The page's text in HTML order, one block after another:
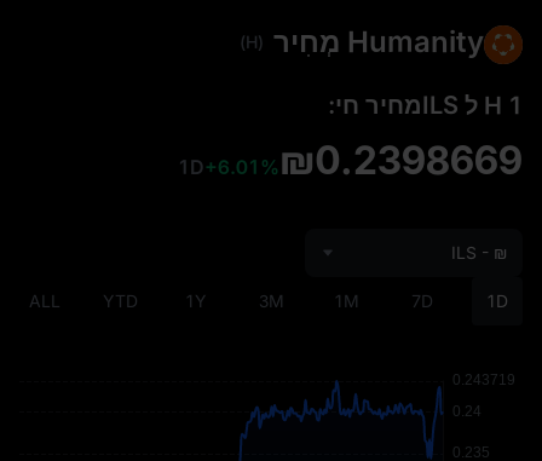
Humanity מְחִיר (H)
1 H ל ILSמחיר חי:
₪0.2398669
+6.01%
1D
1D
7D
1M
3M
1Y
YTD
ALL
ILS - ₪